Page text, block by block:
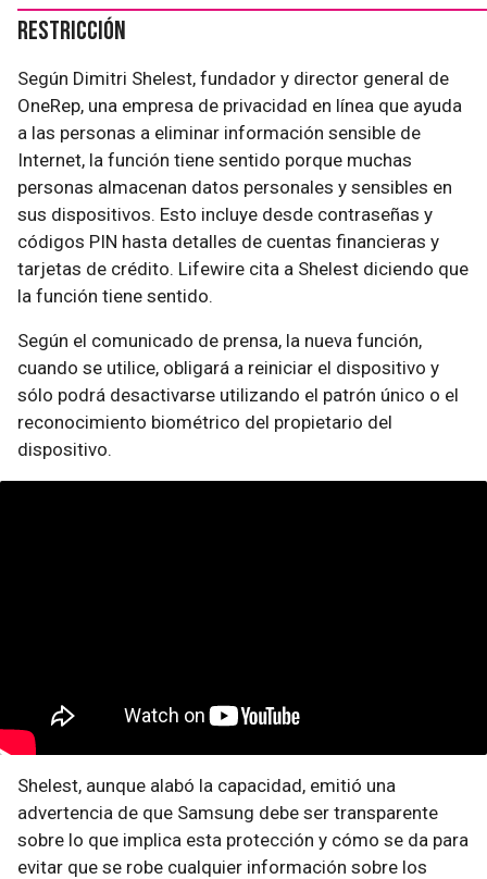
Restricción
Según Dimitri Shelest, fundador y director general de
OneRep, una empresa de privacidad en línea que ayuda
a las personas a eliminar información sensible de
Internet, la función tiene sentido porque muchas
personas almacenan datos personales y sensibles en
sus dispositivos. Esto incluye desde contraseñas y
códigos PIN hasta detalles de cuentas financieras y
tarjetas de crédito. Lifewire cita a Shelest diciendo que
la función tiene sentido.
Según el comunicado de prensa, la nueva función,
cuando se utilice, obligará a reiniciar el dispositivo y
sólo podrá desactivarse utilizando el patrón único o el
reconocimiento biométrico del propietario del
dispositivo.
Shelest, aunque alabó la capacidad, emitió una
advertencia de que Samsung debe ser transparente
sobre lo que implica esta protección y cómo se da para
evitar que se robe cualquier información sobre los